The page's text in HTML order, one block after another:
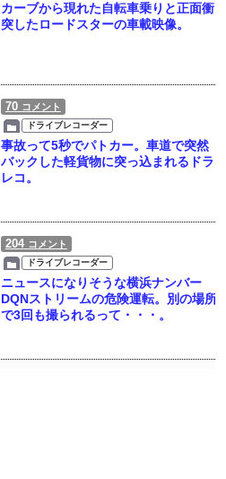
カーブから現れた自転車乗りと正面衝
突したロードスターの車載映像。
70 コメント
ドライブレコーダー
事故って5秒でパトカー。車道で突然
バックした軽貨物に突っ込まれるドラ
レコ。
204 コメント
ドライブレコーダー
ニュースになりそうな横浜ナンバー
DQNストリームの危険運転。別の場所
で3回も撮られるって・・・。